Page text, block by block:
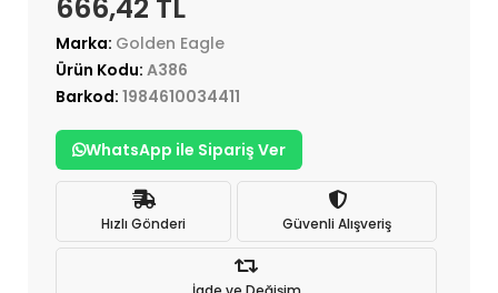
666,42 TL
Marka: Golden Eagle
Ürün Kodu: A386
Barkod: 1984610034411
WhatsApp ile Sipariş Ver
Hızlı Gönderi Güvenli Alışveriş